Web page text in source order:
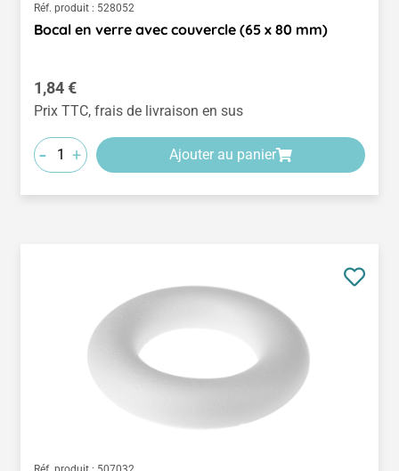
Réf. produit : 528052
Bocal en verre avec couvercle (65 x 80 mm)
Prix régulier :
1,84 €
Prix TTC, frais de livraison en sus
- + Ajouter au panier